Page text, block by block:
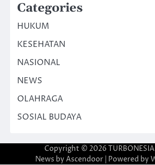
Categories
HUKUM
KESEHATAN
NASIONAL
NEWS
OLAHRAGA
SOSIAL BUDAYA
Copyright © 2026
News by Ascendoor| Powered by